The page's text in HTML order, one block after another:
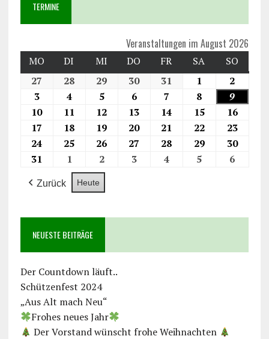
TERMINE
Veranstaltungen im August 2026
MO DI MI DO FR SA
SO
27
28 29 30 31 1
2
3
4 5 6 7 8
9
10
11 12 13 14 15
16
17
18 19 20 21 22
23
24
25 26 27 28 29
30
31
1 2 3 4 5 6
Zurück Heute
NEUESTE BEITRÄGE
Der Countdown läuft..
Schützenfest 2024
„Aus Alt mach Neu“
Frohes neues Jahr
Der Vorstand wünscht frohe Weihnachten